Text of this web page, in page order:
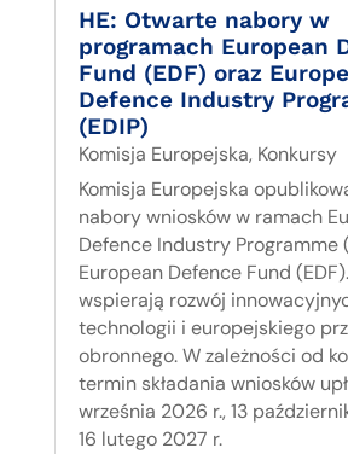
HE: Otwarte nabory w
programach European
Fund (EDF) oraz
Defence Industry
(EDIP)
Komisja Europejska, Konkursy
Komisja Europejska
nabory wniosków w ramach
Defence Industry Programme
European Defence Fund
wspierają rozwój
technologii i europejskiego
obronnego. W zależności od
termin składania wniosków
września 2026 r., 13
16 lutego 2027 r.